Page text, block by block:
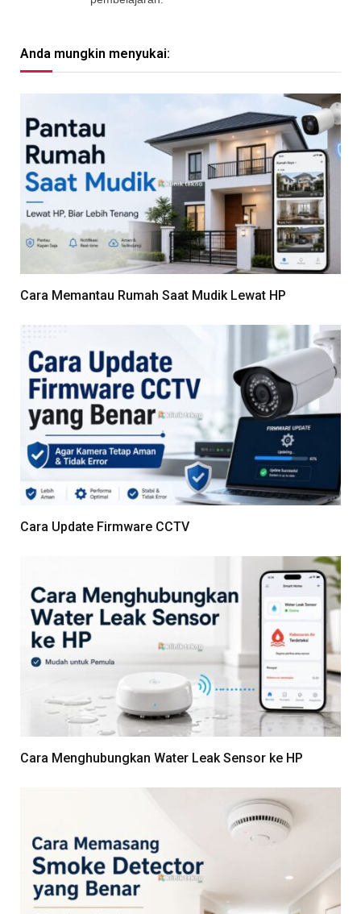
Anda mungkin menyukai:
Cara Memantau Rumah Saat Mudik Lewat HP
Cara Update Firmware CCTV
Cara Menghubungkan Water Leak Sensor ke HP